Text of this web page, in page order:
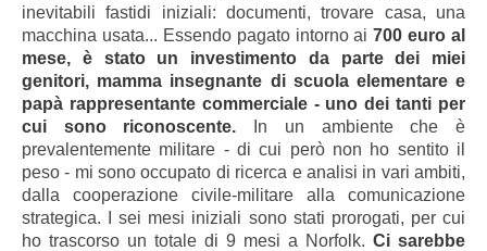
inevitabili fastidi iniziali: documenti, trovare casa, una
macchina usata... Essendo pagato intorno ai700 euro al
mese, è stato un investimento da parte dei miei
genitori, mamma insegnante di scuola elementare e
papà rappresentante commerciale - uno dei tanti per
cui sono riconoscente.
In un ambiente che è
prevalentemente militare - di cui però non ho sentito il
peso - mi sono occupato di ricerca e analisi in vari ambiti,
dalla cooperazione civile-militare alla comunicazione
strategica. I sei mesi iniziali sono stati prorogati, per cui
ho trascorso un totale di 9 mesi a Norfolk. Ci sarebbe